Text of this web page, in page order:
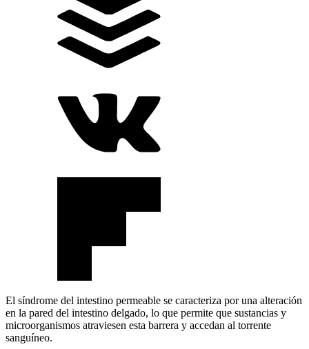
El síndrome del intestino permeable se caracteriza por una alteración
en la pared del intestino delgado, lo que permite que sustancias y
microorganismos atraviesen esta barrera y accedan al torrente
sanguíneo.